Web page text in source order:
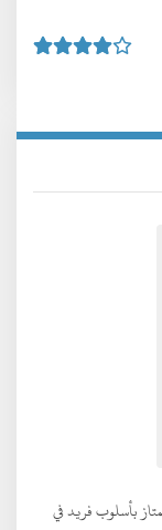
بأسلوب فريد في